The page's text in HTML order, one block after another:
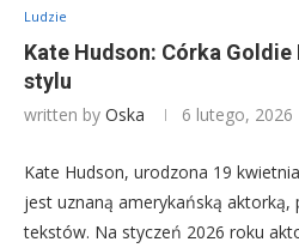
Ludzie
Kate Hudson: Córka
stylu
written by Oska 6 lutego, 2026
Kate Hudson, urodzona 19
jest uznaną amerykańską aktorką,
tekstów. Na styczeń 2026 roku